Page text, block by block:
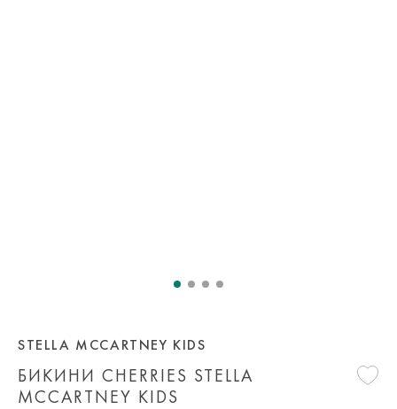
БИКИНИ CHERRIES STELLA
MCCARTNEY KIDS
STELLA MCCARTNEY KIDS